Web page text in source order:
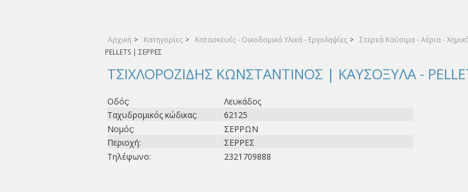
Αρχική > Κατηγορίες > Κατασκευές - Οικοδομικά Υλικά - Εργοληψίες > Στερεά Καύσιμα - Αέρια -
PELLETS | ΣΕΡΡΕΣ
ΤΣΙΧΛΟΡΟΖΙΔΗΣ ΚΩΝΣΤΑΝΤΙΝΟΣ | ΚΑΥΣΟΞΥΛΑ -
Οδός:
Λευκάδος
Ταχυδρομικός κώδικας:
62125
Νομός:
ΣΕΡΡΩΝ
Περιοχή:
ΣΕΡΡΕΣ
Τηλέφωνο:
2321709888